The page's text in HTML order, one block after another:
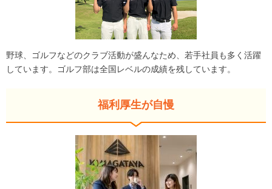
野球、ゴルフなどのクラブ活動が盛んなため、若手社員も多く活躍
しています。ゴルフ部は全国レベルの成績を残しています。
福利厚生が自慢